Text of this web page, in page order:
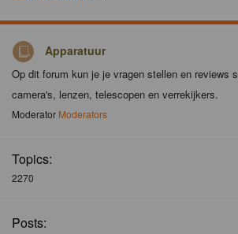
Apparatuur
Op dit forum kun je je vragen stellen en reviews
camera's, lenzen, telescopen en verrekijkers.
Moderator Moderators
Topics:
2270
Posts: